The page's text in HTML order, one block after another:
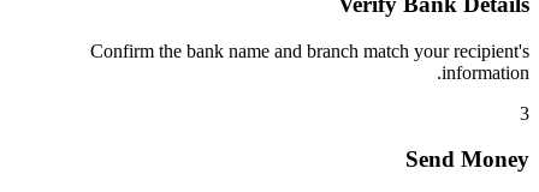
Confirm the bank name and branch match your recipient's
information.
3
Send Money